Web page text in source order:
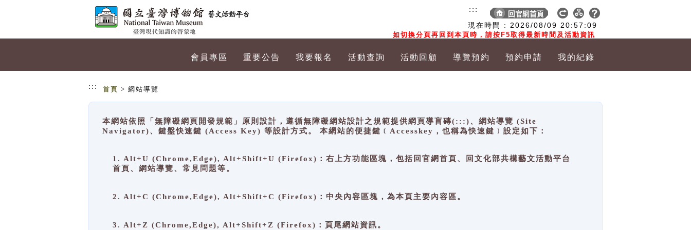
現在時間 : 2026/08/09 20:57:09
如切換分頁再回到本頁時，請按F5取得最新時間及活動資訊
:::
會員專區 重要公告 我要報名 活動查詢 活動回顧 導覽預約 預約申請 我的紀錄
::: 首頁 > 網站導覽
本網站依照「無障礙網頁開發規範」原則設計，遵循無障礙網站設計之規範提供網頁導盲磚(:::)、網站導覽 (Site
Navigator)、鍵盤快速鍵 (Access Key) 等設計方式。 本網站的便捷鍵﹝Accesskey，也稱為快速鍵﹞設定如下：
1. Alt+U (Chrome,Edge), Alt+Shift+U (Firefox)：右上方功能區塊，包括回官網首頁、回文化部共構藝文活動平台
首頁、網站導覽、常見問題等。
2. Alt+C (Chrome,Edge), Alt+Shift+C (Firefox)：中央內容區塊，為本頁主要內容區。
3. Alt+Z (Chrome,Edge), Alt+Shift+Z (Firefox)：頁尾網站資訊。